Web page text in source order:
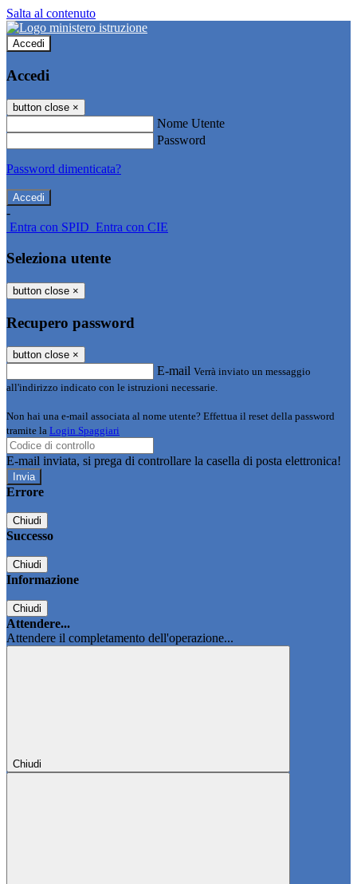
Salta al contenuto
Accedi
Accedi
button close ×
Nome Utente
Password
Password dimenticata?
-
Entra con SPID Entra con CIE
Seleziona utente
button close ×
Recupero password
button close ×
E-mail Verrà inviato un messaggio
all'indirizzo indicato con le istruzioni necessarie.
Non hai una e-mail associata al nome utente? Effettua il reset della password
tramite la Login Spaggiari
E-mail inviata, si prega di controllare la casella di posta elettronica!
Errore
Chiudi
Successo
Chiudi
Informazione
Chiudi
Attendere...
Attendere il completamento dell'operazione...
Chiudi